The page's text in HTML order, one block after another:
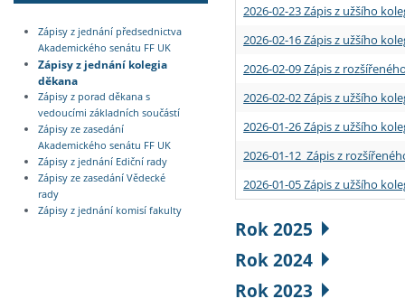
Zápisy z jednání předsednictva
Akademického senátu FF UK
Zápisy z jednání kolegia
děkana
Zápisy z porad děkana s
vedoucími základních součástí
Zápisy ze zasedání
Akademického senátu FF UK
Zápisy z jednání Ediční rady
Zápisy ze zasedání Vědecké
rady
Zápisy z jednání komisí fakulty
2026-02-23 Zápis z užšího
2026-02-16 Zápis z užšího
2026-02-09 Zápis z
2026-02-02 Zápis z užšího
2026-01-26 Zápis z užšího
2026-01-12 Zápis z
2026-01-05 Zápis z užšího
Rok 2025
Rok 2024
Rok 2023